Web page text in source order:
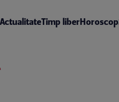
ActualitateTimp liberHoroscop